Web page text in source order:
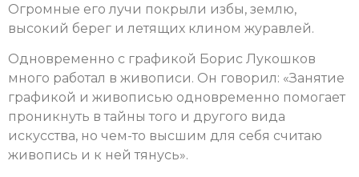
Огромные его лучи покрыли избы, землю,
высокий берег и летящих клином журавлей.
Одновременно с графикой Борис Лукошков
много работал в живописи. Он говорил: «Занятие
графикой и живописью одновременно помогает
проникнуть в тайны того и другого вида
искусства, но чем-то высшим для себя считаю
живопись и к ней тянусь».